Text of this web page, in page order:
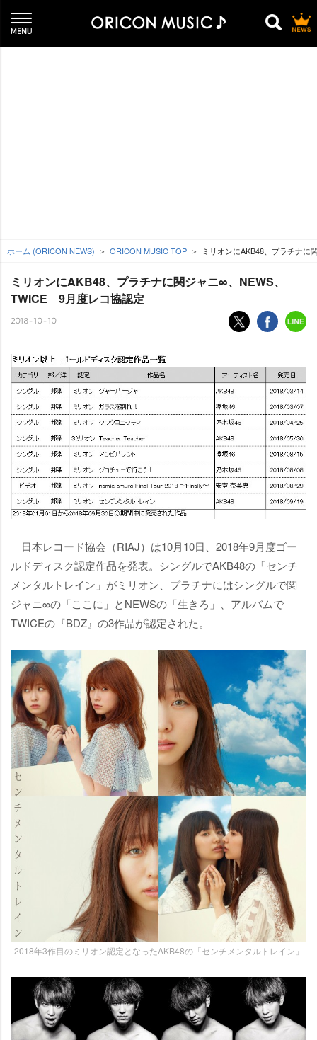
ホーム (ORICON NEWS) ORICON MUSIC TOP ミリオンにAKB48、プラチナに
ミリオンにAKB48、プラチナに関ジャニ∞、NEWS、
TWICE 9月度レコ協認定
2018-10-10
日本レコード協会（RIAJ）は10月10日、2018年9月度ゴー
ルドディスク認定作品を発表。シングルでAKB48の「センチ
メンタルトレイン」がミリオン、プラチナにはシングルで関
ジャニ∞の「ここに」とNEWSの「生きろ」、アルバムで
TWICEの『BDZ』の3作品が認定された。
2018年3作目のミリオン認定となったAKB48の「センチメンタルトレイン」